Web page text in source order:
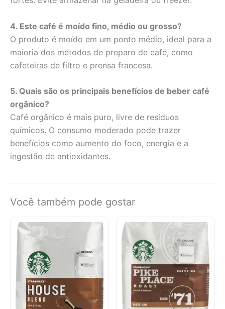
4. Este café é moído fino, médio ou grosso?
O produto é moído em um ponto médio, ideal para a
maioria dos métodos de preparo de café, como
cafeteiras de filtro e prensa francesa.
5. Quais são os principais benefícios de beber café
orgânico?
Café orgânico é mais puro, livre de resíduos
químicos. O consumo moderado pode trazer
benefícios como aumento do foco, energia e a
ingestão de antioxidantes.
Você também pode gostar